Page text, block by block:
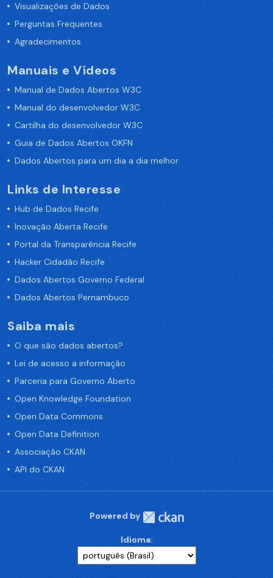
Visualizações de Dados
Perguntas Frequentes
Agradecimentos
Manuais e Vídeos
Manual de Dados Abertos W3C
Manual do desenvolvedor W3C
Cartilha do desenvolvedor W3C
Guia de Dados Abertos OKFN
Dados Abertos para um dia a dia melhor
Links de Interesse
Hub de Dados Recife
Inovação Aberta Recife
Portal da Transparência Recife
Hacker Cidadão Recife
Dados Abertos Governo Federal
Dados Abertos Pernambuco
Saiba mais
O que são dados abertos?
Lei de acesso a informação
Parceria para Governo Aberto
Open Knowledge Foundation
Open Data Commons
Open Data Definition
Associação CKAN
API do CKAN
Powered by
Idioma